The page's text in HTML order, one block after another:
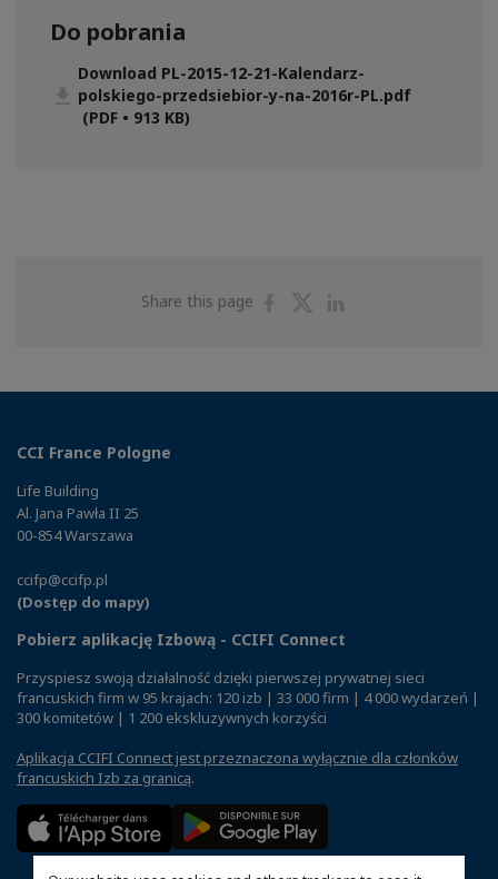
Do pobrania
Download PL-2015-12-21-Kalendarz-
polskiego-przedsiebior-y-na-2016r-PL.pdf
(PDF • 913 KB)
Share this page
ShareShare
CCI France Pologne
Life Building
Al. Jana Pawła II 25
00-854 Warszawa
ccifp@ccifp.pl
(Dostęp do mapy)
Pobierz aplikację Izbową - CCIFI Connect
Przyspiesz swoją działalność dzięki pierwszej prywatnej sieci
francuskich firm w 95 krajach: 120 izb | 33 000 firm | 4 000 wydarzeń |
300 komitetów | 1 200 ekskluzywnych korzyści
Aplikacja CCIFI Connect jest przeznaczona wyłącznie dla członków
francuskich Izb za granicą.